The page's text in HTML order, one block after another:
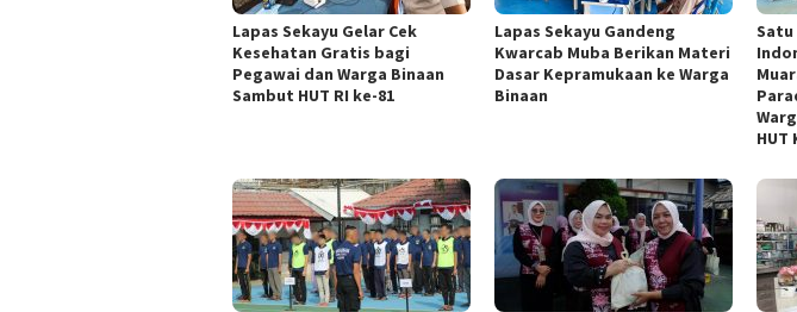
Lapas Sekayu Gelar Cek
Kesehatan Gratis bagi
Pegawai dan Warga Binaan
Sambut HUT RI ke-81
Lapas Sekayu Gandeng
Kwarcab Muba Berikan Materi
Dasar Kepramukaan ke Warga
Binaan
Satu
HUT